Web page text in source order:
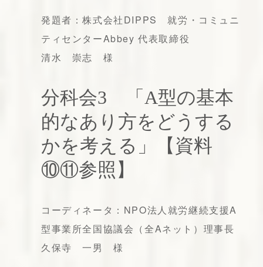
発題者：株式会社DIPPS 就労・コミュニ
ティセンターAbbey 代表取締役
清水 崇志 様
分科会3 「A型の基本
的なあり方をどうする
かを考える」【資料
⑩⑪参照】
コーディネータ：NPO法人就労継続支援A
型事業所全国協議会（全Aネット）理事長
久保寺 一男 様